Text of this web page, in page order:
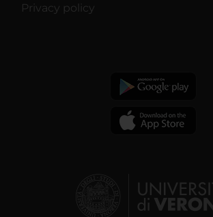
Privacy policy